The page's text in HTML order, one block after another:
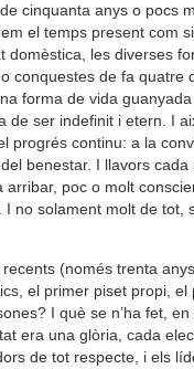
cinquanta anys o pocs
el temps present com
les diverses
conquestes de fa quatre
forma de vida
de ser indefinit i etern. I
progrés continu: a la
benestar. I llavors
poc o molt
I no solament molt de tot,
(només trenta
el primer piset propi,
I què se n’ha fet,
era una glòria, cada
de tot respecte, i els